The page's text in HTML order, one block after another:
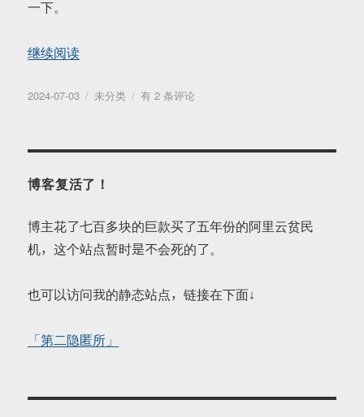
一下。
继续阅读“TypeScript Module 踩坑记”
发
2024-07-03
分
未分类
TypeScript
坑
有 2 条评论
博客复活了！
博主花了七百多块的巨款买了五年份的阿里云贫民
机，这个站点暂时是不会死的了。
也可以访问我的静态站点，链接在下面↓
「第二隐匿所」